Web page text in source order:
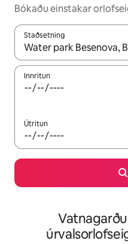
Bókaðu einstakar
Staðsetning
Þegar niðurstöður liggja
Innritun
Útritun